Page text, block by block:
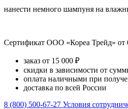
нанести немного шампуня на
Сертификат ООО «Кореа Трейд» от
заказ от 15 000 ₽
скидки в зависимости от
оплата наличными при
доставка по всей России
8 (800) 500-67-27 Условия